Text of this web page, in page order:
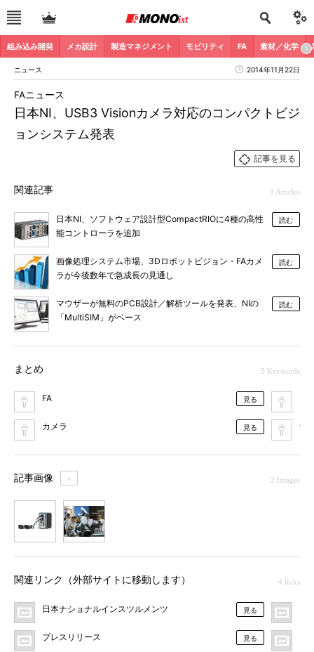
組み込み開発 メカ設計 製造マネジメント モビリティ FA 素材／化学
ニュース 2014年11月22日
日本NI、USB3 Visionカメラ対応のコンパクトビジ
ョンシステム発表
FAニュース
記事を見る
関連記事 3 Articles
日本NI、ソフトウェア設計型CompactRIOに4種の高性
能コントローラを追加
読む
画像処理システム市場、3Dロボットビジョン・FAカメ
ラが今後数年で急成長の見通し
読む
マウザーが無料のPCB設計／解析ツールを発表、NIの
「MultiSIM」がベース
読む
まとめ 5 Keywords
FA 見る
カメラ 見る ナ
記事画像 ＋ 2 Images
関連リンク（外部サイトに移動します） 4 links
日本ナショナルインスツルメンツ 見る
プレスリリース 見る